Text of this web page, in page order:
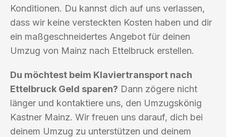
Konditionen. Du kannst dich auf uns verlassen,
dass wir keine versteckten Kosten haben und dir
ein maßgeschneidertes Angebot für deinen
Umzug von Mainz nach Ettelbruck erstellen.
Du möchtest beim Klaviertransport nach
Ettelbruck Geld sparen? Dann zögere nicht
länger und kontaktiere uns, den Umzugskönig
Kastner Mainz. Wir freuen uns darauf, dich bei
deinem Umzug zu unterstützen und deinem